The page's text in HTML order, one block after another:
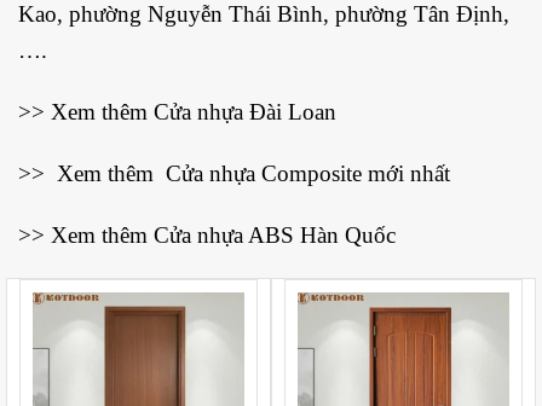
Kao, phường Nguyễn Thái Bình, phường Tân Định,
….
>> Xem thêm Cửa nhựa Đài Loan
>> Xem thêm Cửa nhựa Composite mới nhất
>> Xem thêm Cửa nhựa ABS Hàn Quốc